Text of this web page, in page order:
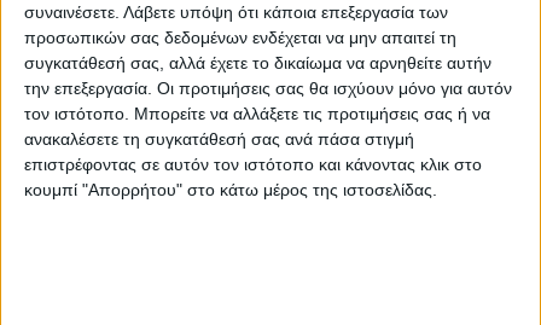
συναινέσετε. Λάβετε υπόψη ότι κάποια επεξεργασία των
προσωπικών σας δεδομένων ενδέχεται να μην απαιτεί τη
συγκατάθεσή σας, αλλά έχετε το δικαίωμα να αρνηθείτε αυτήν
την επεξεργασία. Οι προτιμήσεις σας θα ισχύουν μόνο για αυτόν
τον ιστότοπο. Μπορείτε να αλλάξετε τις προτιμήσεις σας ή να
ανακαλέσετε τη συγκατάθεσή σας ανά πάσα στιγμή
επιστρέφοντας σε αυτόν τον ιστότοπο και κάνοντας κλικ στο
κουμπί "Απορρήτου" στο κάτω μέρος της ιστοσελίδας.
VIDEO ΤΗΣ ΘΕΣΣΑΛΙΑΣ
Ρήξη στις λαϊκές αγορές